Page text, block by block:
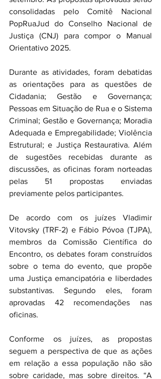
consolidadas pelo Comitê Nacional
PopRuaJud do Conselho Nacional de
Justiça (CNJ) para compor o Manual
Orientativo 2025.
Durante as atividades, foram debatidas
as orientações para as questões de
Cidadania; Gestão e Governança;
Pessoas em Situação de Rua e o Sistema
Criminal; Gestão e Governança; Moradia
Adequada e Empregabilidade; Violência
Estrutural; e Justiça Restaurativa. Além
de sugestões recebidas durante as
discussões, as oficinas foram norteadas
pelas 51 propostas enviadas
previamente pelos participantes.
De acordo com os juízes Vladimir
Vitovsky (TRF-2) e Fábio Póvoa (TJPA),
membros da Comissão Científica do
Encontro, os debates foram construídos
sobre o tema do evento, que propõe
uma Justiça emancipatória e liberdades
substantivas. Segundo eles, foram
aprovadas 42 recomendações nas
oficinas.
Conforme os juízes, as propostas
seguem a perspectiva de que as ações
em relação a essa população não são
sobre caridade, mas sobre direitos. “A